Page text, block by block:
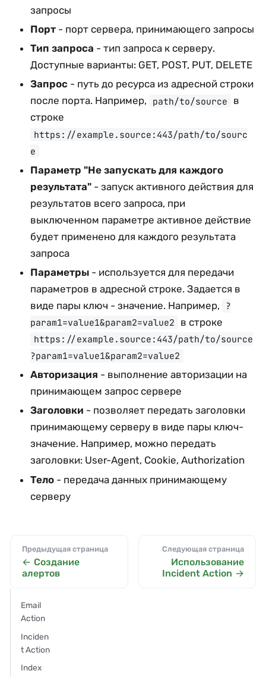
запросы
Порт - порт сервера, принимающего запросы
Тип запроса - тип запроса к серверу.
Доступные варианты: GET, POST, PUT, DELETE
Запрос - путь до ресурса из адресной строки
после порта. Например,
path/to/source
в
строке
https://example.source:443/path/to/sourc
e
Параметр "Не запускать для каждого
результата" - запуск активного действия для
результатов всего запроса, при
выключенном параметре активное действие
будет применено для каждого результата
запроса
Параметры - используется для передачи
параметров в адресной строке. Задается в
виде пары ключ - значение. Например,
?
param1=value1&param2=value2
в строке
https://example.source:443/path/to/source
?param1=value1&param2=value2
Авторизация - выполнение авторизации на
принимающем запрос сервере
Заголовки - позволяет передать заголовки
принимающему серверу в виде пары ключ-
значение. Например, можно передать
заголовки: User-Agent, Cookie, Authorization
Тело - передача данных принимающему
серверу
Предыдущая страница
Создание
алертов
Следующая страница
Использование
Incident Action
Email
Action
Inciden
t Action
Index